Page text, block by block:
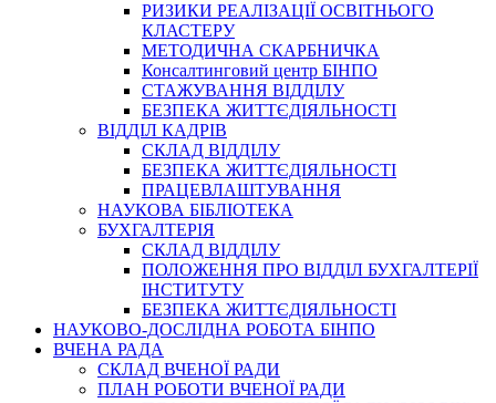
РИЗИКИ РЕАЛІЗАЦІЇ ОСВІТНЬОГО
КЛАСТЕРУ
МЕТОДИЧНА СКАРБНИЧКА
Консалтинговий центр БІНПО
СТАЖУВАННЯ ВІДДІЛУ
БЕЗПЕКА ЖИТТЄДІЯЛЬНОСТІ
ВІДДІЛ КАДРІВ
СКЛАД ВІДДІЛУ
БЕЗПЕКА ЖИТТЄДІЯЛЬНОСТІ
ПРАЦЕВЛАШТУВАННЯ
НАУКОВА БІБЛІОТЕКА
БУХГАЛТЕРІЯ
СКЛАД ВІДДІЛУ
ПОЛОЖЕННЯ ПРО ВІДДІЛ БУХГАЛТЕРІЇ
ІНСТИТУТУ
БЕЗПЕКА ЖИТТЄДІЯЛЬНОСТІ
НАУКОВО-ДОСЛІДНА РОБОТА БІНПО
ВЧЕНА РАДА
СКЛАД ВЧЕНОЇ РАДИ
ПЛАН РОБОТИ ВЧЕНОЇ РАДИ